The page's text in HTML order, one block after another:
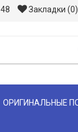
Закладки (0)
ОРИГИНАЛЬНЫЕ